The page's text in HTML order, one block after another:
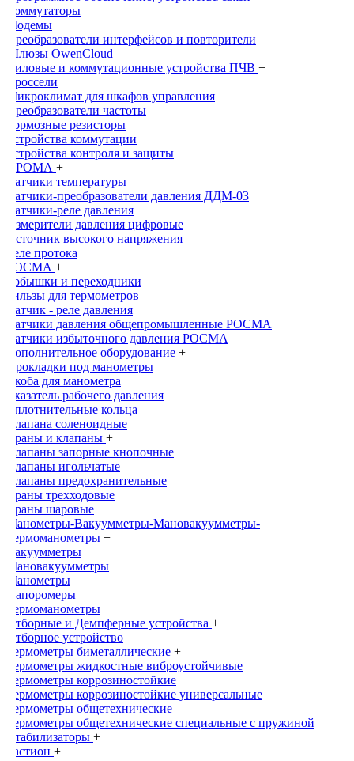
Коммутаторы
Модемы
Преобразователи интерфейсов и повторители
Шлюзы OwenCloud
Силовые и коммутационные устройства ПЧВ +
Дроссели
Микроклимат для шкафов управления
Преобразователи частоты
Тормозные резисторы
Устройства коммутации
Устройства контроля и защиты
ПРОМА +
Датчики температуры
Датчики-преобразователи давления ДДМ-03
Датчики-реле давления
Измерители давления цифровые
Источник высокого напряжения
Реле протока
РОСМА +
Бобышки и переходники
Гильзы для термометров
Датчик - реле давления
Датчики давления общепромышленныe РОСМА
Датчики избыточного давления РОСМА
Дополнительное оборудование +
Прокладки под манометры
Скоба для манометра
Указатель рабочего давления
Уплотнительные кольца
Клапана соленоидные
Краны и клапаны +
Клапаны запорные кнопочные
Клапаны игольчатые
Клапаны предохранительные
Краны трехходовые
Краны шаровые
Манометры-Вакуумметры-Мановакуумметры-
Термоманометры +
Вакуумметры
Мановакуумметры
Манометры
Напоромеры
Термоманометры
Отборные и Демпферные устройства +
Отборное устройство
Термометры биметаллические +
Термометры жидкостные виброустойчивые
Термометры коррозиностойкие
Термометры коррозиностойкие универсальные
Термометры общетехнические
Термометры общетехнические специальные с пружиной
Стабилизаторы +
Бастион +